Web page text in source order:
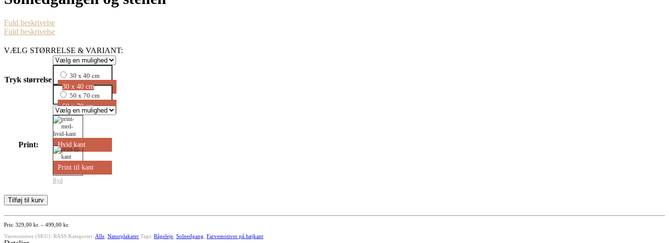
Fuld beskrivelse
Fuld beskrivelse
VÆLG STØRRELSE & VARIANT:
Tryk størrelse
30 x 40 cm
30 x 40 cm
50 x 70 cm
50 x 70 cm
Print: Hvid kant
Print til kant
Ryd
Solnedgangen
og
stenen
antal
Tilføj til kurv
329,00 kr. – 499,00 kr.
til
Varenummer (SKU): RASS Kategorier: Alle, Naturplakater Tags: Rågeleje, Solnedgang, Farvemotiver på højkant